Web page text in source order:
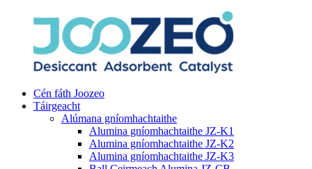
Cén fáth Joozeo
Táirgeacht
Alúmana gníomhachtaithe
Alumina gníomhachtaithe JZ-K1
Alumina gníomhachtaithe JZ-K2
Alumina gníomhachtaithe JZ-K3